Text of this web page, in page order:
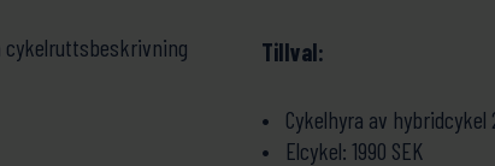
Tillval:
Cykelhyra av hybridcykel
Elcykel: 1990 SEK